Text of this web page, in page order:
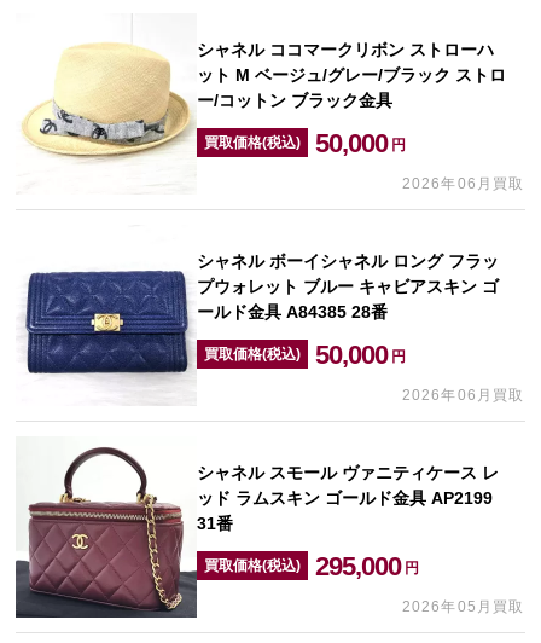
シャネル ココマークリボン ストローハ
ット M ベージュ/グレー/ブラック ストロ
ー/コットン ブラック金具
買取価格(税込) 50,000 円
2026年06月買取
シャネル ボーイシャネル ロング フラッ
プウォレット ブルー キャビアスキン ゴ
ールド金具 A84385 28番
買取価格(税込) 50,000 円
2026年06月買取
シャネル スモール ヴァニティケース レ
ッド ラムスキン ゴールド金具 AP2199
31番
買取価格(税込) 295,000 円
2026年05月買取